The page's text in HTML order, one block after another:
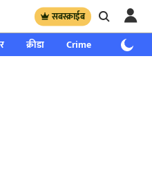
सबस्क्राईब
क्रीडा Crime साप्ताहिक